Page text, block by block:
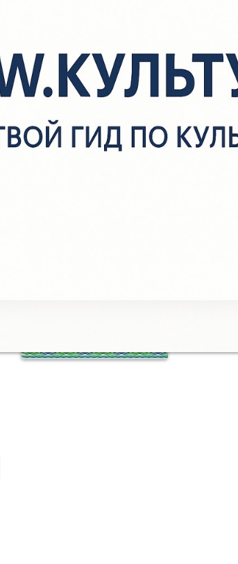
украшений.
Кашмау — это головной убор башкирского
отверстием на макушке и неширокой
убор украшался монетками, подвесками,